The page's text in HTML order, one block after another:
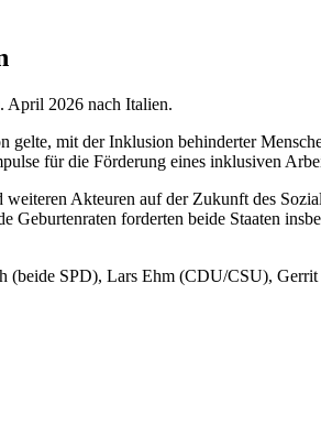
April 2026 nach Italien.
mit der Inklusion behinderter
für die Förderung eines inklusiven
Akteuren auf der Zukunft des
forderten beide Staaten
(beide SPD), Lars Ehm (CDU/CSU),